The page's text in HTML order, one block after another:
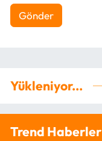
Gönder
Yükleniyor...
Trend Haberler